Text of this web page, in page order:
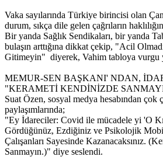
Vaka sayılarında Türkiye birincisi olan
durum, sıkça dile gelen çağrıların
Bir yanda Sağlık Sendikaları, bir yanda
bulaşın arttığına dikkat çekip, "Acil
Gitimeyin" diyerek, Vahim tabloya vurgu
MEMUR-SEN BAŞKANI' NDAN,
"KERAMETİ KENDİNİZDE
Suat Özen, sosyal medya hesabından çok
paylaşımlarında;
"Ey İdareciler: Covid ile mücadele yi 'O
Gördüğünüz, Ezdiğiniz ve Psikolojik
Çalışanları Sayesinde Kazanacaksınız.
Sanmayın.)" diye seslendi.